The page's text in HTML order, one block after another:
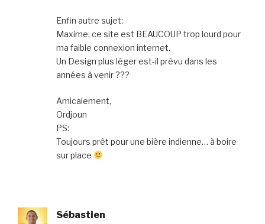
Enfin autre sujet:
Maxime, ce site est BEAUCOUP trop lourd pour
ma faible connexion internet,
Un Design plus léger est-il prévu dans les
années à venir ???
Amicalement,
Ordjoun
PS:
Toujours prêt pour une bière indienne… à boire
sur place
Sébastien